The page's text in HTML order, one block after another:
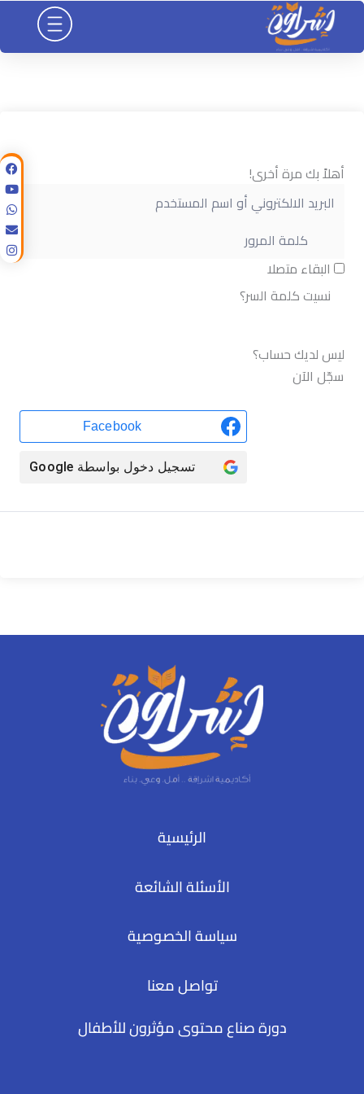
تخطي
المحتوى
أهلاً بك مرة أخرى!
البقاء متصلا
نسيت كلمة السر؟
ليس لديك حساب؟
سجّل الآن
Facebook
تسجيل دخول بواسطة Google
الرئيسية
الأسئلة الشائعة
سياسة الخصوصية
تواصل معنا
دورة صناع محتوى مؤثرون للأطفال